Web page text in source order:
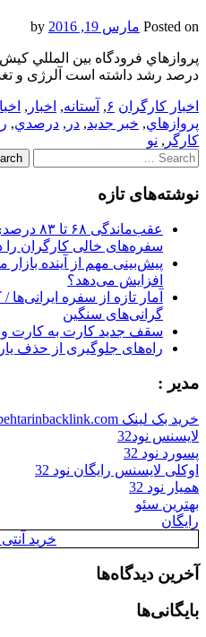
Posted on مارس 19, 2016
درصد رشد داشته است آلرژی و
اخبار کارگران ۶, آستانه, اخبار ,
پروازهاي, خبر جدید, در , درصدي,
کارگر , نو
Search
for:
نوشته‌های تازه
سفره‌های خالی کارگران
پیش‌بینی مهم از آینده
افزایش می‌دهد؟
آمار تازه از سفره
گرانی‌های سنگین
سقف جدید کارت به کارت و
راه‌های جلوگیری از حذف
مدیر :
خرید بک لینک behtarinbacklink.com
لایسنس نود32
پسورد نود 32
اوکلی لایسنس رایگان نود 32
همیار نود 32
بهترین سئو
رایگان
خرید
آخرین دیدگاه‌ها
بایگانی‌ها